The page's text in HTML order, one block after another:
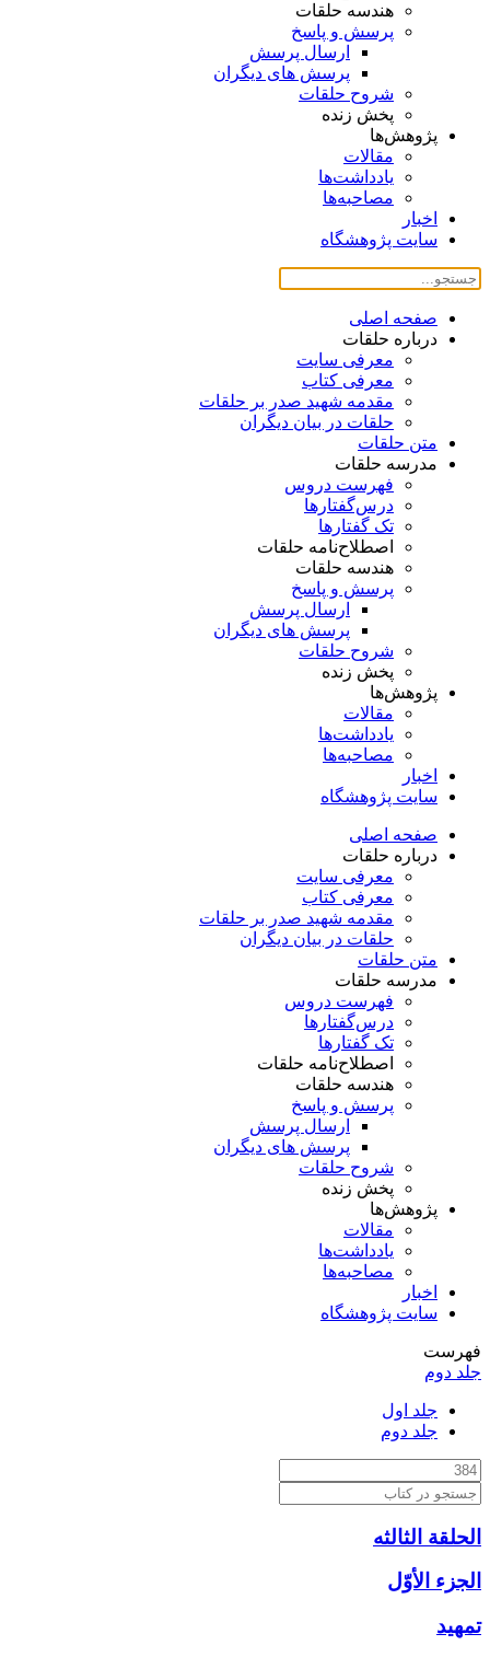
هندسه حلقات
پرسش و پاسخ
ارسال پرسش
پرسش های دیگران
شروح حلقات
پخش زنده
پژوهش‌ها
مقالات
یادداشت‌ها
مصاحبه‌ها
اخبار
سایت پژوهشگاه
صفحه اصلی
درباره حلقات
معرفی سایت
معرفی کتاب
مقدمه شهید صدر بر حلقات
حلقات در بیان دیگران
متن حلقات
مدرسه حلقات
فهرست دروس
درس‌گفتار‌ها
تک گفتارها
اصطلاح‌نامه حلقات
هندسه حلقات
پرسش و پاسخ
ارسال پرسش
پرسش های دیگران
شروح حلقات
پخش زنده
پژوهش‌ها
مقالات
یادداشت‌ها
مصاحبه‌ها
اخبار
سایت پژوهشگاه
صفحه اصلی
درباره حلقات
معرفی سایت
معرفی کتاب
مقدمه شهید صدر بر حلقات
حلقات در بیان دیگران
متن حلقات
مدرسه حلقات
فهرست دروس
درس‌گفتار‌ها
تک گفتارها
اصطلاح‌نامه حلقات
هندسه حلقات
پرسش و پاسخ
ارسال پرسش
پرسش های دیگران
شروح حلقات
پخش زنده
پژوهش‌ها
مقالات
یادداشت‌ها
مصاحبه‌ها
اخبار
سایت پژوهشگاه
فهرست
جلد دوم
جلد اول
جلد دوم
الحلقة الثالثه
الجزء الأوّل‏
تمهيد